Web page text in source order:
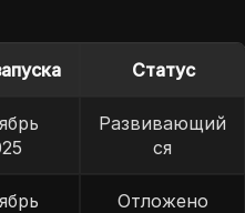
Статус
Развивающий
ся
Отложено